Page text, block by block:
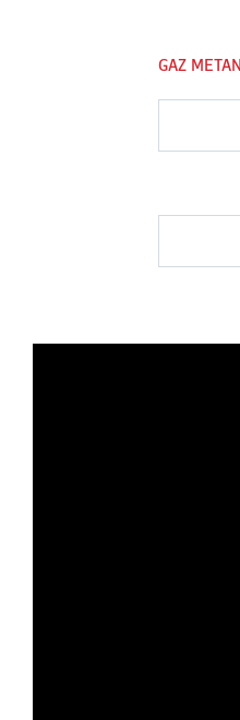
GAZ
FC Botoşani
Vs